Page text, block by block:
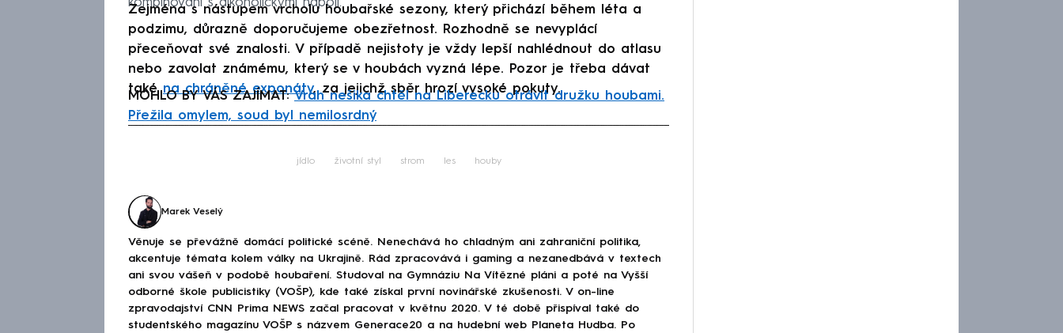
Zejména s nástupem vrcholu houbařské sezony, který přichází během léta a
podzimu, důrazně doporučujeme obezřetnost. Rozhodně se nevyplácí
přeceňovat své znalosti. V případě nejistoty je vždy lepší nahlédnout do atlasu
nebo zavolat známému, který se v houbách vyzná lépe. Pozor je třeba dávat
takéna chráněné exponáty, za jejichž sběr hrozí vysoké pokuty.
MOHLO BY VÁS ZAJÍMAT:Vrah nešika chtěl na Liberecku otrávit družku houbami.
Přežila omylem, soud byl nemilosrdný
jídlo životní styl strom les houby
Marek Veselý
Věnuje se převážně domácí politické scéně. Nenechává ho chladným ani zahraniční politika,
akcentuje témata kolem války na Ukrajině. Rád zpracovává i gaming a nezanedbává v textech
ani svou vášeň v podobě houbaření. Studoval na Gymnáziu Na Vítězné pláni a poté na Vyšší
odborné škole publicistiky (VOŠP), kde také získal první novinářské zkušenosti. V on-line
zpravodajství CNN Prima NEWS začal pracovat v květnu 2020. V té době přispíval také do
studentského magazínu VOŠP s názvem Generace20 a na hudební web Planeta Hudba. Po